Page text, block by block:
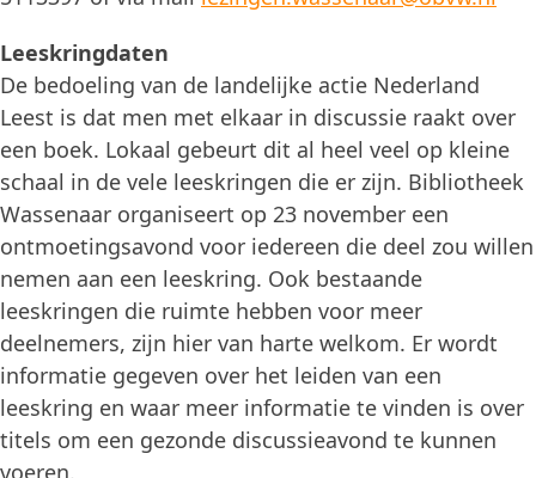
Leeskringdaten
De bedoeling van de landelijke actie Nederland
Leest is dat men met elkaar in discussie raakt over
een boek. Lokaal gebeurt dit al heel veel op kleine
schaal in de vele leeskringen die er zijn. Bibliotheek
Wassenaar organiseert op 23 november een
ontmoetingsavond voor iedereen die deel zou willen
nemen aan een leeskring. Ook bestaande
leeskringen die ruimte hebben voor meer
deelnemers, zijn hier van harte welkom. Er wordt
informatie gegeven over het leiden van een
leeskring en waar meer informatie te vinden is over
titels om een gezonde discussieavond te kunnen
voeren.